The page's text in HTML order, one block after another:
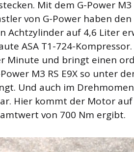
Mit dem G-Power M3
von G-Power haben
Achtzylinder auf 4,6 Liter
ASA T1-724-
Minute und bringt einen
M3 RS E9X so unter
Und auch im
Hier kommt der Motor auf
von 700 Nm ergibt.